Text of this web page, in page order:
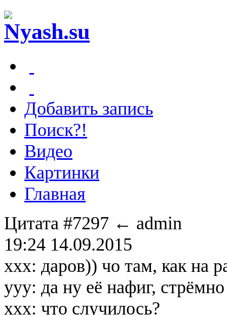
Добавить запись
Поиск?!
Видео
Картинки
Главная
Цитата #7297 ← admin
19:24 14.09.2015
ххх: даров)) чо там, как на
ууу: да ну её нафиг,
ххх: что случилось?